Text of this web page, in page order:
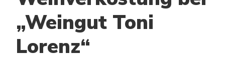
„Weingut Toni
Lorenz“